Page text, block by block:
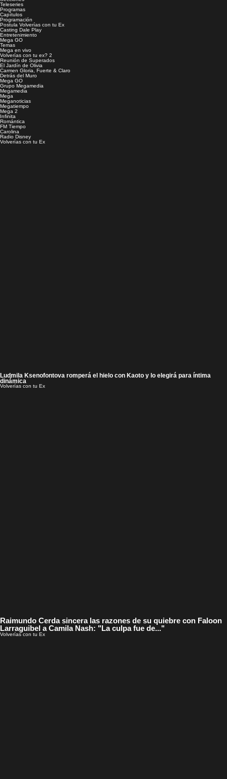
Teleseries
Programas
Capítulos
Programación
Postula Volverías con tu Ex
Casting Dale Play
Entretenimiento
Mega GO
Temas
Mega en vivo
Volverías con tu ex? 2
Reunión de Superados
El Jardín de Olivia
Carmen Gloria, Fuerte & Claro
Detrás del Muro
Mega GO
Grupo Megamedia
Megamedia
Mega
Meganoticias
Megatiempo
Mega 2
Infinita
Romántica
FM Tiempo
Carolina
Radio Disney
Volverías con tu Ex
Ludmila Ksenofontova romperá el hielo con Kaoto y lo elegirá para íntima
dinámica
Volverías con tu Ex
Raimundo Cerda sincera las razones de su quiebre con Faloon
Larraguibel a Camila Nash: "La culpa fue de..."
Volverías con tu Ex